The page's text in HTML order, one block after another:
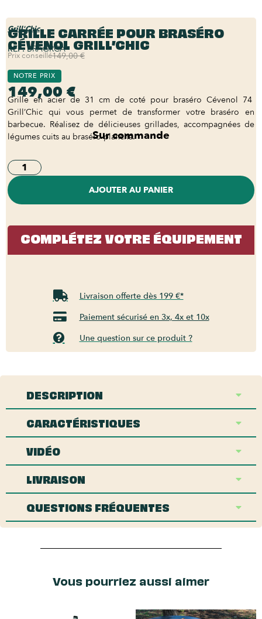
Grill'Chic
GRILLE CARRÉE POUR BRASÉRO
CÉVENOL GRILL’CHIC
REF:BRAGRCA
Prix conseillé149,00 €
NOTRE PRIX
149,00 €
Grille en acier de 31 cm de coté pour braséro Cévenol 74
Grill’Chic qui vous permet de transformer votre braséro en
barbecue. Réalisez de délicieuses grillades, accompagnées de
légumes cuits au braséro plancha.
Sur commande
AJOUTER AU PANIER
COMPLÉTEZ VOTRE ÉQUIPEMENT
Livraison offerte dès 199 €*
Paiement sécurisé en 3x, 4x et 10x
Une question sur ce produit ?
DESCRIPTION
CARACTÉRISTIQUES
VIDÉO
LIVRAISON
QUESTIONS FRÉQUENTES
Vous pourriez aussi aimer